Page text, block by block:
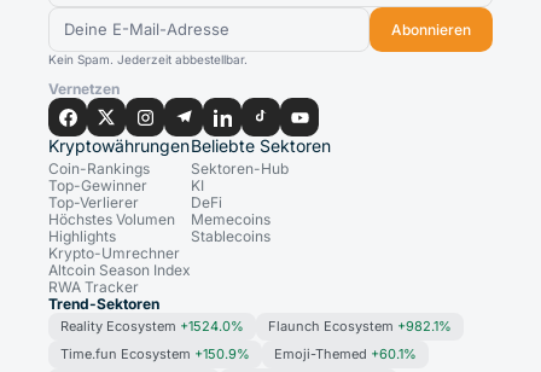
Abonnieren
Kein Spam. Jederzeit abbestellbar.
Vernetzen
Kryptowährungen
Coin-Rankings
Top-Gewinner
Top-Verlierer
Höchstes Volumen
Highlights
Krypto-Umrechner
Altcoin Season Index
RWA Tracker
Beliebte Sektoren
Sektoren-Hub
KI
DeFi
Memecoins
Stablecoins
Trend-Sektoren
Reality Ecosystem +1524.0% Flaunch Ecosystem +982.1%
Time.fun Ecosystem +150.9% Emoji-Themed +60.1%